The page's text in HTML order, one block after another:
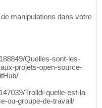
manipulations dans votre
Quelles-sont-les-
projets-open-source-
Trolldi-quelle-est-la-
ou-groupe-de-travail/